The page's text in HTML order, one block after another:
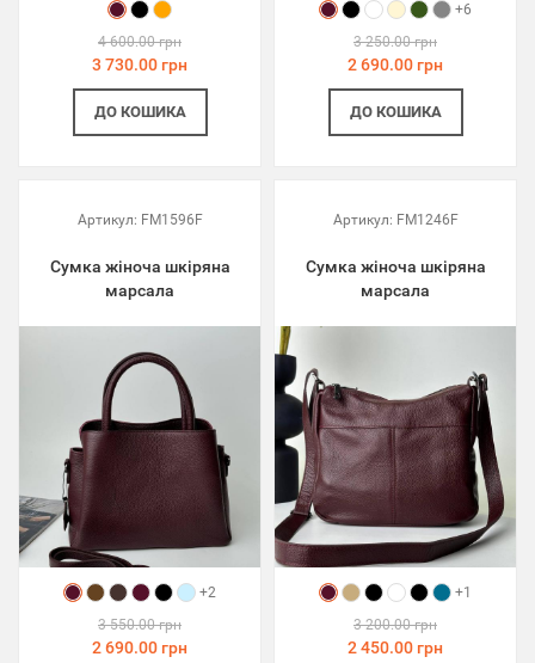
4 600.00 грн
3 730.00 грн
ДО КОШИКА
+6
3 250.00 грн
2 690.00 грн
ДО КОШИКА
Артикул: FM1596F
Сумка жіноча шкіряна
марсала
+2
3 550.00 грн
2 690.00 грн
Артикул: FM1246F
Сумка жіноча шкіряна
марсала
+1
3 200.00 грн
2 450.00 грн